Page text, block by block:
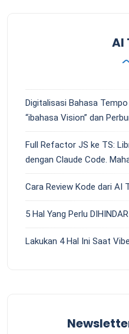
AI
Digitalisasi Bahasa
“ibahasa Vision” dan
Full Refactor JS ke TS:
dengan Claude Code.
Cara Review Kode dari AI
5 Hal Yang Perlu
Lakukan 4 Hal Ini Saat